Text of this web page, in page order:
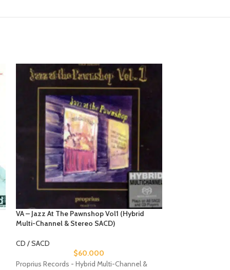
VA – Jazz At The Pawnshop Vol1 (Hybrid
Multi-Channel & Stereo SACD)
CD / SACD
$60.000
Proprius Records - Hybrid Multi-Channel &